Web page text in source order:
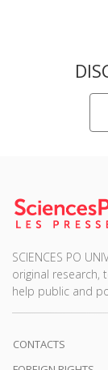
SCIENCES PO
original research,
help public and
CONTACTS